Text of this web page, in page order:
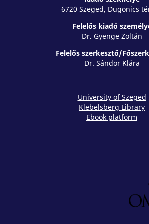
6720 Szeged, Dugonics
Felelős kiadó
Dr. Gyenge Zoltán
Felelős szerkesztő/
Dr. Sándor Klára
University of Szeged
Klebelsberg Library
Ebook platform